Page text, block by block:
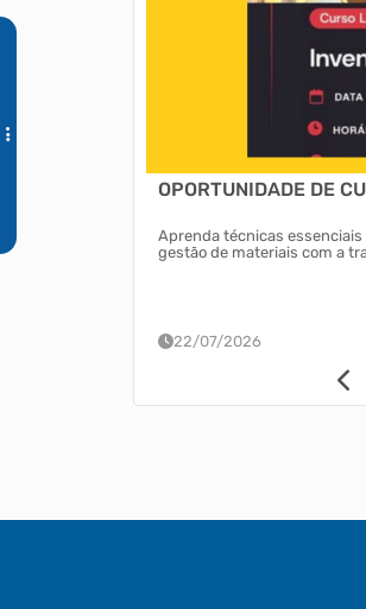
aos incêndios
OPORTUNIDADE DE
Aprenda técnicas
gestão de materiais com a
22/07/2026